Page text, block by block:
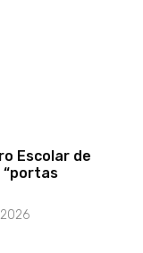
Escolar de
“portas